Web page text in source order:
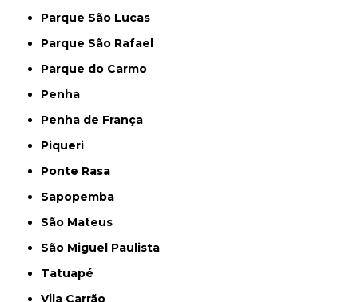
Parque São Lucas
Parque São Rafael
Parque do Carmo
Penha
Penha de França
Piqueri
Ponte Rasa
Sapopemba
São Mateus
São Miguel Paulista
Tatuapé
Vila Carrão